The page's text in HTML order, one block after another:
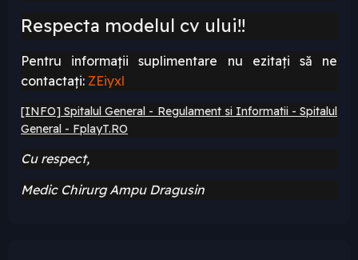
Respecta modelul cv ului!!
Pentru informații suplimentare nu ezitați să ne
contactați: ZEiyxl
[INFO] Spitalul General - Regulament si Informatii - Spitalul
General - FplayT.RO
Cu respect,
Medic Chirurg Ampu Dragusin